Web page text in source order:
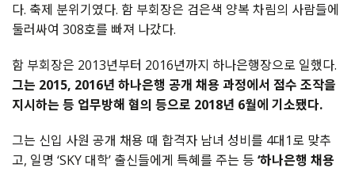
다. 축제 분위기였다. 함 부회장은 검은색 양복 차림의 사람들에
둘러싸여 308호를 빠져 나갔다.
함 부회장은 2013년부터 2016년까지 하나은행장으로 일했다.
그는 2015, 2016년 하나은행 공개 채용 과정에서 점수 조작을
지시하는 등 업무방해 혐의 등으로 2018년 6월에 기소됐다.
그는 신입 사원 공개 채용 때 합격자 남녀 성비를 4대1로 맞추
고, 일명 ‘SKY 대학’ 출신들에게 특혜를 주는 등 ‘하나은행 채용